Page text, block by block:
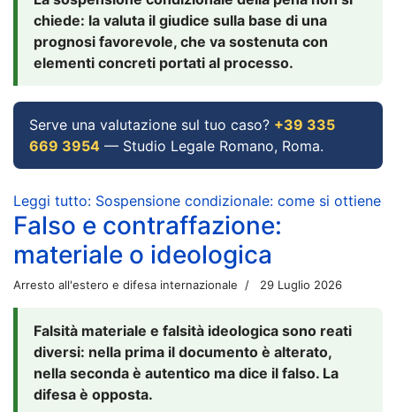
chiede: la valuta il giudice sulla base di una
prognosi favorevole, che va sostenuta con
elementi concreti portati al processo.
Serve una valutazione sul tuo caso? +39 335
669 3954 — Studio Legale Romano, Roma.
Leggi tutto: Sospensione condizionale: come si ottiene
Falso e contraffazione:
materiale o ideologica
Arresto all'estero e difesa internazionale 29 Luglio 2026
Falsità materiale e falsità ideologica sono reati
diversi: nella prima il documento è alterato,
nella seconda è autentico ma dice il falso. La
difesa è opposta.